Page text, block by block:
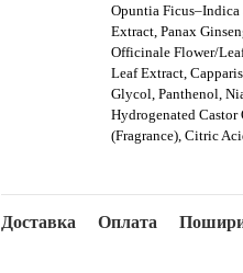
Opuntia
Extract, Panax
Officinale Flower/
Leaf Extract,
Glycol, Panthenol,
Hydrogenated
(Fragrance), Citric
Доставка Оплата